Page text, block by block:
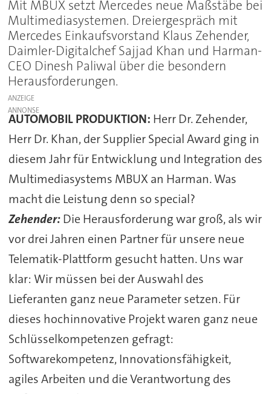
Mit MBUX setzt Mercedes neue Maßstäbe bei
Multimediasystemen. Dreiergespräch mit
Mercedes Einkaufsvorstand Klaus Zehender,
Daimler-Digitalchef Sajjad Khan und Harman-
CEO Dinesh Paliwal über die besondern
Herausforderungen.
ANZEIGE
AUTOMOBIL PRODUKTION: Herr Dr. Zehender,
Herr Dr. Khan, der Supplier Special Award ging in
diesem Jahr für Entwicklung und Integration des
Multimediasystems MBUX an Harman. Was
macht die Leistung denn so special?
Zehender:Die Herausforderung war groß, als wir
vor drei Jahren einen Partner für unsere neue
Telematik-Plattform gesucht hatten. Uns war
klar: Wir müssen bei der Auswahl des
Lieferanten ganz neue Parameter setzen. Für
dieses hochinnovative Projekt waren ganz neue
Schlüsselkompetenzen gefragt:
Softwarekompetenz, Innovationsfähigkeit,
agiles Arbeiten und die Verantwortung des